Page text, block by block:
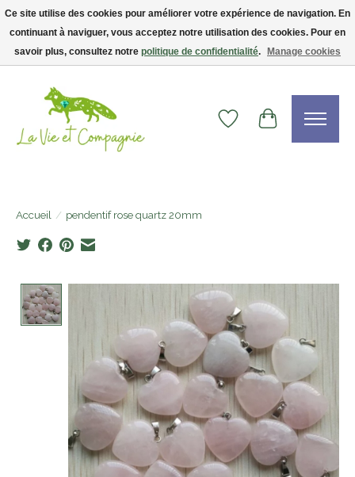
Livraison gratuite dès 75$ — code LVCFREE• Clients USA : visitez la boutique
Liste de souhaits
Panier
Accueil / pendentif rose quartz 20mm
Product image slideshow Items
Ce site utilise des cookies pour améliorer votre expérience de navigation. En
continuant à naviguer, vous acceptez notre utilisation des cookies. Pour en
savoir plus, consultez notre politique de confidentialité. Manage cookies